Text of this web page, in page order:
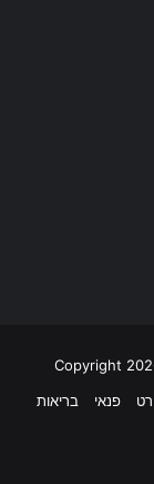
פנאי בריאות